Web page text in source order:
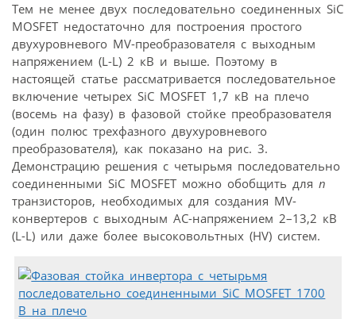
Тем не менее двух последовательно соединенных SiC
MOSFET недостаточно для построения простого
двухуровневого MV-преобразователя с выходным
напряжением (L-L) 2 кВ и выше. Поэтому в
настоящей статье рассматривается последовательное
включение четырех SiC MOSFET 1,7 кВ на плечо
(восемь на фазу) в фазовой стойке преобразователя
(один полюс трехфазного двухуровневого
преобразователя), как показано на рис. 3.
Демонстрацию решения с четырьмя последовательно
соединенными SiC MOSFET можно обобщить для n
транзисторов, необходимых для создания MV-
конвертеров с выходным АС-напряжением 2–13,2 кВ
(L-L) или даже более высоковольтных (HV) систем.